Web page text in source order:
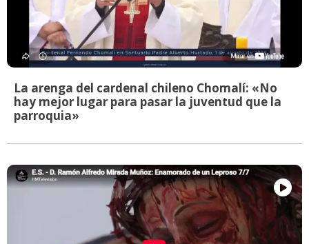
La arenga del cardenal chileno Chomalí: «No
hay mejor lugar para pasar la juventud que la
parroquia»